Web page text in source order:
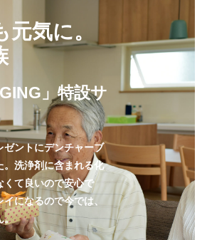
気に。
」特設サ
ゼントにデンチャーブ
洗浄剤に含まれる化
くて良いので安心で
になるので今では、
。